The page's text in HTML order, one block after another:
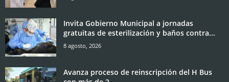
Invita Gobierno Municipal a jornadas
gratuitas de esterilización y baños contra...
8 agosto, 2026
Avanza proceso de reinscripción del H Bus